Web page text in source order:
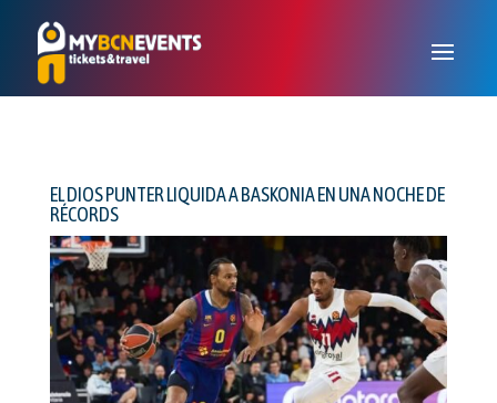
EL DIOS PUNTER LIQUIDA A BASKONIA EN UNA NOCHE DE
RÉCORDS